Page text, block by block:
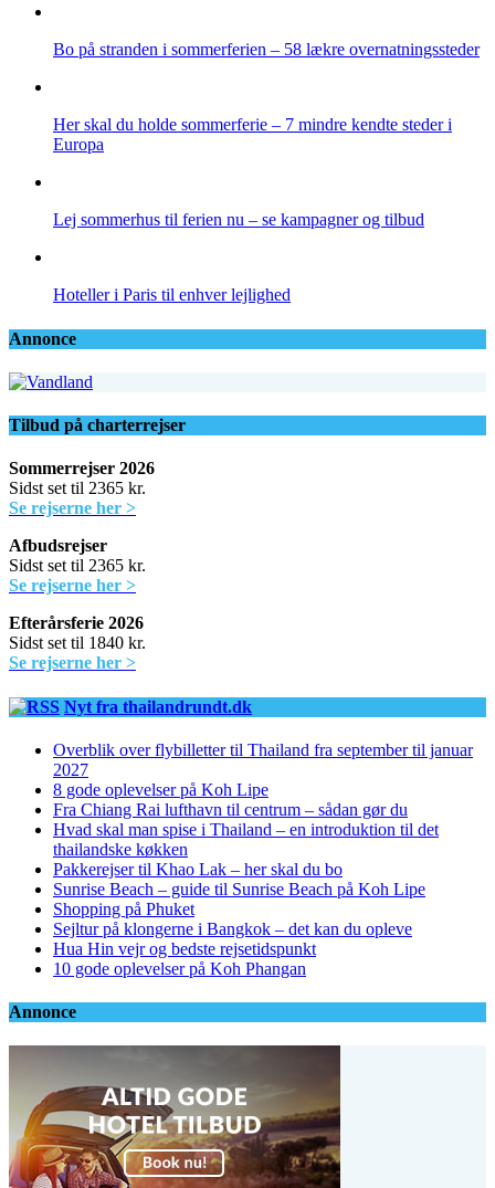
Bo på stranden i sommerferien – 58 lækre overnatningssteder
Her skal du holde sommerferie – 7 mindre kendte steder i
Europa
Lej sommerhus til ferien nu – se kampagner og tilbud
Hoteller i Paris til enhver lejlighed
Annonce
Tilbud på charterrejser
Sommerrejser 2026
Sidst set til 2365 kr.
Se rejserne her >
Afbudsrejser
Sidst set til 2365 kr.
Se rejserne her >
Efterårsferie 2026
Sidst set til 1840 kr.
Se rejserne her >
Nyt fra thailandrundt.dk
Overblik over flybilletter til Thailand fra september til januar
2027
8 gode oplevelser på Koh Lipe
Fra Chiang Rai lufthavn til centrum – sådan gør du
Hvad skal man spise i Thailand – en introduktion til det
thailandske køkken
Pakkerejser til Khao Lak – her skal du bo
Sunrise Beach – guide til Sunrise Beach på Koh Lipe
Shopping på Phuket
Sejltur på klongerne i Bangkok – det kan du opleve
Hua Hin vejr og bedste rejsetidspunkt
10 gode oplevelser på Koh Phangan
Annonce